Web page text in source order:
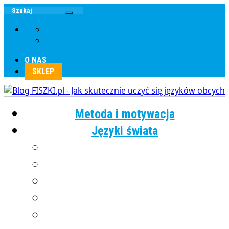
O NAS
SKLEP
Metoda i motywacja
Języki świata